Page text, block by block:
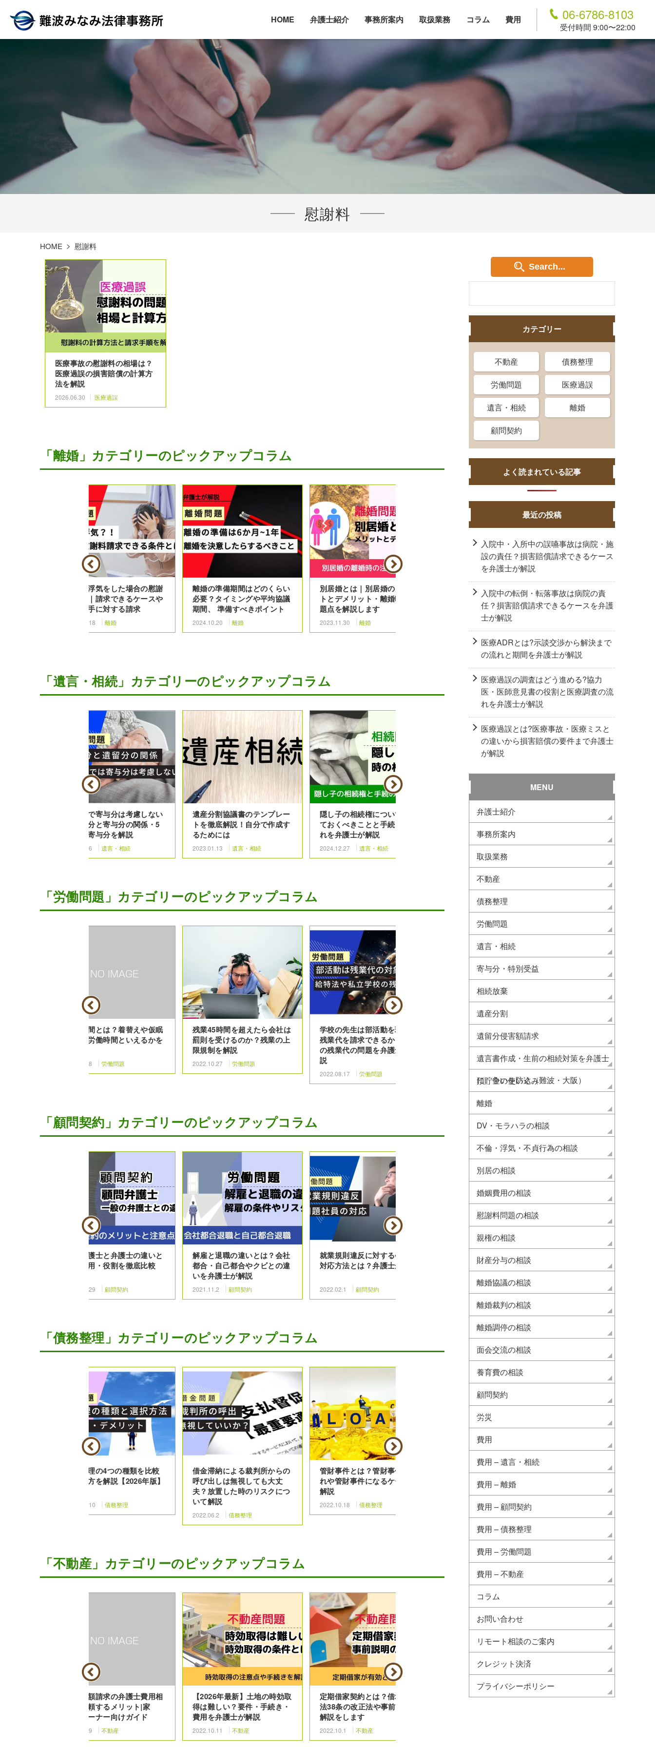
HOME 弁護士紹介 事務所案内 取扱業務 コラム 費用 06-6786-8103
受付時間 9:00〜22:00
慰謝料
HOME 慰謝料
医療事故の慰謝料の相場は？
医療過誤の損害賠償の計算方
法を解説
2026.06.30 医療過誤
「離婚」カテゴリーのピックアップコラム
恋人が浮気をした場合の慰謝
料請求｜請求できるケースや
浮気相手に対する請求
2024.05.18 離婚
離婚の準備期間はどのくらい
必要？タイミングや平均協議
期間、 準備すべきポイント
2024.10.20 離婚
別居婚とは｜別居婚のメリッ
トとデメリット・離婚時の問
題点を解説します
2023.11.30 離婚
離婚したくない！切り出され
た時の奥の手は？回避・拒否
する方法を弁護士が解説
離婚
ダブル不倫の慰謝料は
ない方がいい？！W不
パターンの解決法
「遺言・相続」カテゴリーのピックアップコラム
遺留分で寄与分は考慮しない
｜遺留分と寄与分の関係・5
種類の寄与分を解説
2024.02.6 遺言・相続
遺産分割協議書のテンプレー
トを徹底解説！自分で作成す
るためには
2023.01.13 遺言・相続
隠し子の相続権について知っ
ておくべきことと手続きの流
れを弁護士が解説
2024.12.27 遺言・相続
親の介護をしない兄弟がいる
場合の相続、どうする？遺産
を多く受け取れるためには？
2025.01.2 遺言・相続
遺産分割調停で「やっ
けないこと」と「聞か
2022.11.10 遺言・相続
「労働問題」カテゴリーのピックアップコラム
労働時間とは？着替えや仮眠
時間が労働時間といえるかを
2021.09.8 労働問題
残業45時間を超えたら会社は
罰則を受けるのか？残業の上
限規制を解説
2022.10.27 労働問題
学校の先生は部活動を理由に
残業代を請求できるか？教師
の残業代の問題を弁護士が解
説
2022.08.17 労働問題
解雇予告手当とは？計算方法
や欠勤控除がある場合等の処
2021.12.28 労働問題
える!バイトでも諦めず
談を
2023.08.16
「顧問契約」カテゴリーのピックアップコラム
顧問弁護士と弁護士の違いと
は？費用・役割を徹底比較
2025.04.29 顧問契約
解雇と退職の違いとは？会社
都合・自己都合やクビとの違
いを弁護士が解説
2021.11.2 顧問契約
就業規則違反に対する会社の
対応方法とは？弁護士が解説
2022.02.1 顧問契約
個人情報とは？具体例や取り
扱い時の注意点をわかりやす
2021.06.29 顧問契約
意点｜問題行為の種類
「債務整理」カテゴリーのピックアップコラム
債務整理の4つの種類を比較
｜選び方を解説【2026年版】
2021.11.10 債務整理
借金滞納による裁判所からの
呼び出しは無視しても大丈
夫？放置した時のリスクにつ
いて解説
2022.06.2 債務整理
管財事件とは？管財事件の流
れや管財事件になるケースを
解説
2022.10.18 債務整理
訴状の受け取りを拒否すると
どうなる？弁護士が解説しま
債務整理
借金の時効ガイド｜条
「不動産」カテゴリーのピックアップコラム
賃料増額請求の弁護士費用相
場と依頼するメリット|家
主・オーナー向けガイド
2025.05.9 不動産
【2026年最新】土地の時効取
得は難しい？要件・手続き・
費用を弁護士が解説
2022.10.11 不動産
定期借家契約とは？借地借家
法38条の改正法や事前説明を
解説をします
2022.10.1 不動産
退去費用が高すぎる！払わな
騒音を理由に契約を解
Search...
カテゴリー
不動産 債務整理
労働問題 医療過誤
遺言・相続 離婚
顧問契約
よく読まれている記事
最近の投稿
入院中・入所中の誤嚥事故は病院・施
設の責任？損害賠償請求できるケース
を弁護士が解説
入院中の転倒・転落事故は病院の責
任？損害賠償請求できるケースを弁護
士が解説
医療ADRとは?示談交渉から解決まで
の流れと期間を弁護士が解説
医療過誤の調査はどう進める?協力
医・医師意見書の役割と医療調査の流
れを弁護士が解説
医療過誤とは?医療事故・医療ミスと
の違いから損害賠償の要件まで弁護士
が解説
MENU
弁護士紹介
事務所案内
取扱業務
不動産
債務整理
労働問題
遺言・相続
寄与分・特別受益
相続放棄
遺産分割
遺留分侵害額請求
遺言書作成・生前の相続対策を弁護士
に 争いを防ぐ（難波・大阪）
預貯金の使い込み
離婚
DV・モラハラの相談
不倫・浮気・不貞行為の相談
別居の相談
婚姻費用の相談
慰謝料問題の相談
親権の相談
財産分与の相談
離婚協議の相談
離婚裁判の相談
離婚調停の相談
面会交流の相談
養育費の相談
顧問契約
労災
費用
費用 – 遺言・相続
費用 – 離婚
費用 – 顧問契約
費用 – 債務整理
費用 – 労働問題
費用 – 不動産
コラム
お問い合わせ
リモート相談のご案内
クレジット決済
プライバシーポリシー